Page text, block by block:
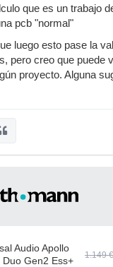
que es un trabajo
pcb "normal"
luego esto pase la
pero creo que puede
proyecto. Alguna
Audio Apollo
Duo Gen2 Ess+
1.149 €